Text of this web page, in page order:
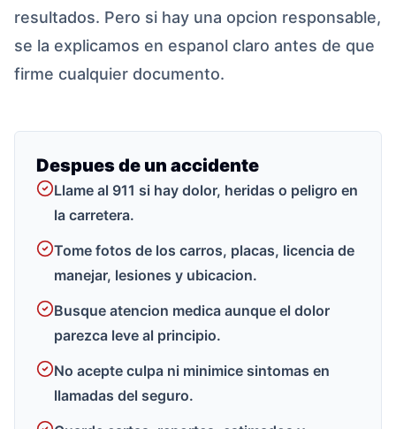
resultados. Pero si hay una opcion responsable,
se la explicamos en espanol claro antes de que
firme cualquier documento.
Despues de un accidente
Llame al 911 si hay dolor, heridas o peligro en
la carretera.
Tome fotos de los carros, placas, licencia de
manejar, lesiones y ubicacion.
Busque atencion medica aunque el dolor
parezca leve al principio.
No acepte culpa ni minimice sintomas en
llamadas del seguro.